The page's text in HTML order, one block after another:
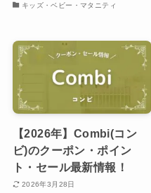
キッズ・ベビー・マタニティ
【2026年】Combi(コン
ビ)のクーポン・ポイン
ト・セール最新情報！
2026年3月28日